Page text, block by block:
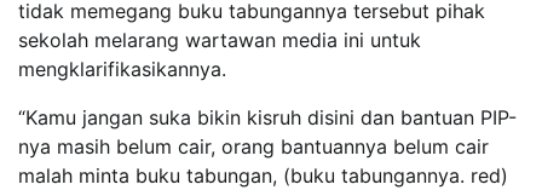
tidak memegang buku tabungannya tersebut pihak
sekolah melarang wartawan media ini untuk
mengklarifikasikannya.
“Kamu jangan suka bikin kisruh disini dan bantuan PIP-
nya masih belum cair, orang bantuannya belum cair
malah minta buku tabungan, (buku tabungannya. red)